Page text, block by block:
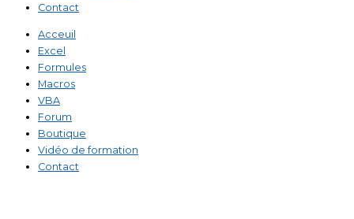
Contact
Acceuil
Excel
Formules
Macros
VBA
Forum
Boutique
Vidéo de formation
Contact